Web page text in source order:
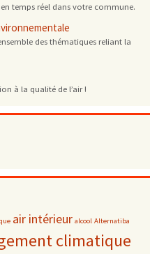
en temps réel dans votre commune.
des thématiques reliant la
à la qualité de l’air !
air intérieur alcool Alternatiba
climatique